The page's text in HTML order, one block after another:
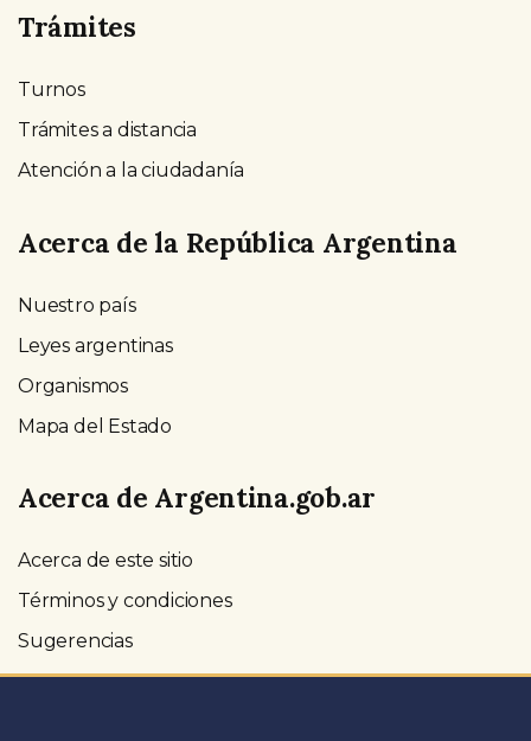
Trámites
Turnos
Trámites a distancia
Atención a la ciudadanía
Acerca de la República Argentina
Nuestro país
Leyes argentinas
Organismos
Mapa del Estado
Acerca de Argentina.gob.ar
Acerca de este sitio
Términos y condiciones
Sugerencias